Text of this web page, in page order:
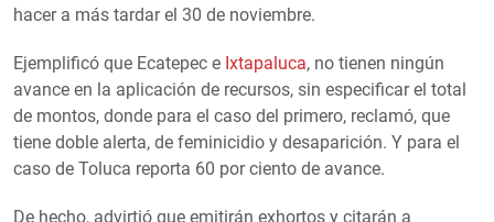
hacer a más tardar el 30 de noviembre.
Ejemplificó que Ecatepec e Ixtapaluca, no tienen ningún
avance en la aplicación de recursos, sin especificar el total
de montos, donde para el caso del primero, reclamó, que
tiene doble alerta, de feminicidio y desaparición. Y para el
caso de Toluca reporta 60 por ciento de avance.
De hecho, advirtió que emitirán exhortos y citarán a